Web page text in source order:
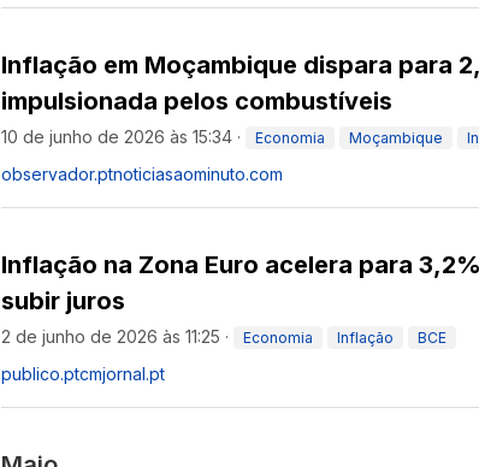
Inflação em Moçambique dispara para
impulsionada pelos combustíveis
10 de junho de 2026 às 15:34 · Economia Moçambique
observador.ptnoticiasaominuto.com
Inflação na Zona Euro acelera para
subir juros
2 de junho de 2026 às 11:25 · Economia Inflação BCE
publico.ptcmjornal.pt